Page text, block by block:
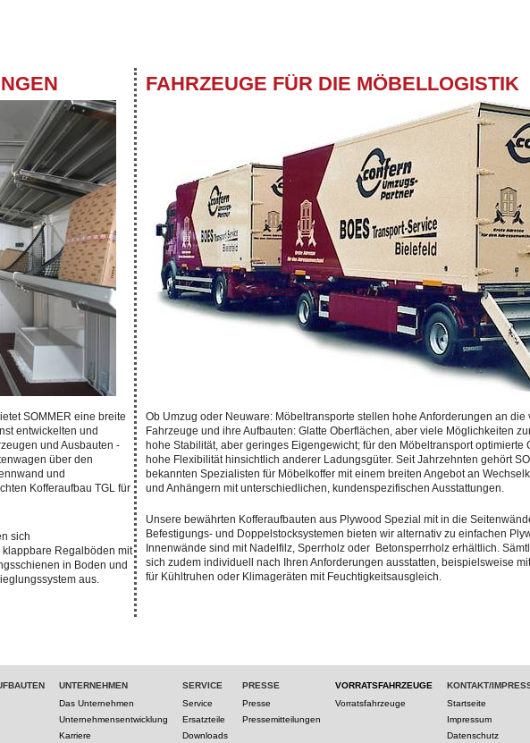
SOMMER eine breite
entwickelten und
und Ausbauten -
über den
und
Kofferaufbau TGL für
sich
Regalböden mit
in Boden und
aus.
FAHRZEUGE FÜR DIE MÖBELLOGISTIK
Ob Umzug oder Neuware: Möbeltransporte stellen hohe Anforderungen an die
Fahrzeuge und ihre Aufbauten: Glatte Oberflächen, aber viele Möglichkeiten
hohe Stabilität, aber geringes Eigengewicht; für den Möbeltransport optimierte
hohe Flexibilität hinsichtlich anderer Ladungsgüter. Seit Jahrzehnten gehört
bekannten Spezialisten für Möbelkoffer mit einem breiten Angebot an
und Anhängern mit unterschiedlichen, kundenspezifischen Ausstattungen.
Unsere bewährten Kofferaufbauten aus Plywood Spezial mit in die
Befestigungs- und Doppelstocksystemen bieten wir alternativ zu einfachen
Innenwände sind mit Nadelfilz, Sperrholz oder Betonsperrholz erhältlich.
sich zudem individuell nach Ihren Anforderungen ausstatten, beispielsweise
für Kühltruhen oder Klimageräten mit Feuchtigkeitsausgleich.
UNTERNEHMEN
Das Unternehmen
Unternehmensentwicklung
Karriere
SERVICE
Service
Ersatzteile
Downloads
PRESSE
Presse
Pressemitteilungen
VORRATSFAHRZEUGE
Vorratsfahrzeuge
KONTAKT/
Startseite
Impressum
Datenschutz